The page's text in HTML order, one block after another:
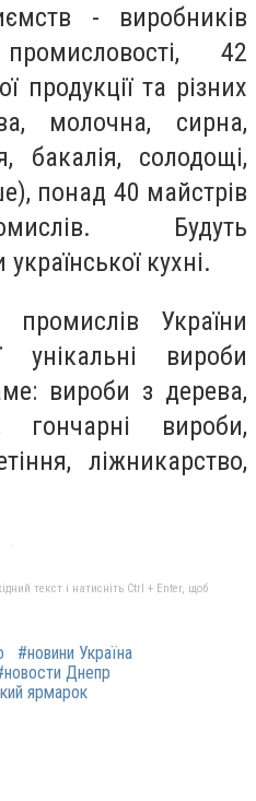
- виробників
42
продукції та різних
молочна, сирна,
бакалія, солодощі,
понад 40 майстрів
Будуть
кухні.
України
унікальні вироби
вироби з дерева,
вироби,
ліжникарство,
текст і натисніть Ctrl + Enter, щоб
#новини Україна
Днепр
ярмарок